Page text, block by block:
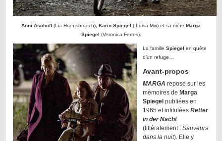
Anni Aschoff(Lia Hoensbroech), Karin Spiegel ( Luisa Mix) et sa mère Marga
Spiegel (Veronica Ferres).
La famille Spiegel en quête
d’un refuge…
Avant-propos
MARGA repose sur les
mémoires de Marga
Spiegel publiées en
1965 et intitulées Retter
in der Nacht
(littéralement : Sauveurs
dans la nuit). Elle y